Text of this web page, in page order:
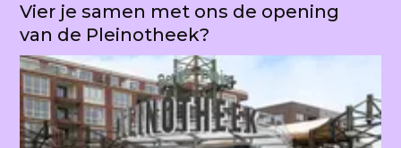
Vier je samen met ons de opening
van de Pleinotheek?